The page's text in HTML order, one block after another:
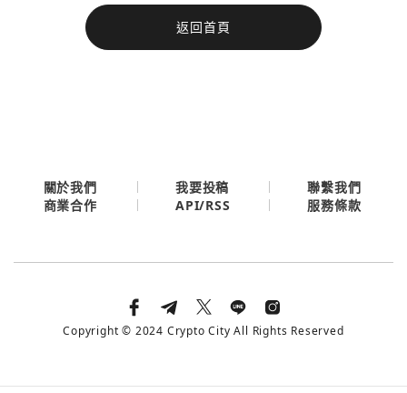
返回首頁
今日熱門
今日熱門
關於我們 我要投稿
聯繫我們
商業合作
API/RSS 服務條款
Copyright © 2024 Crypto City All Rights Reserved